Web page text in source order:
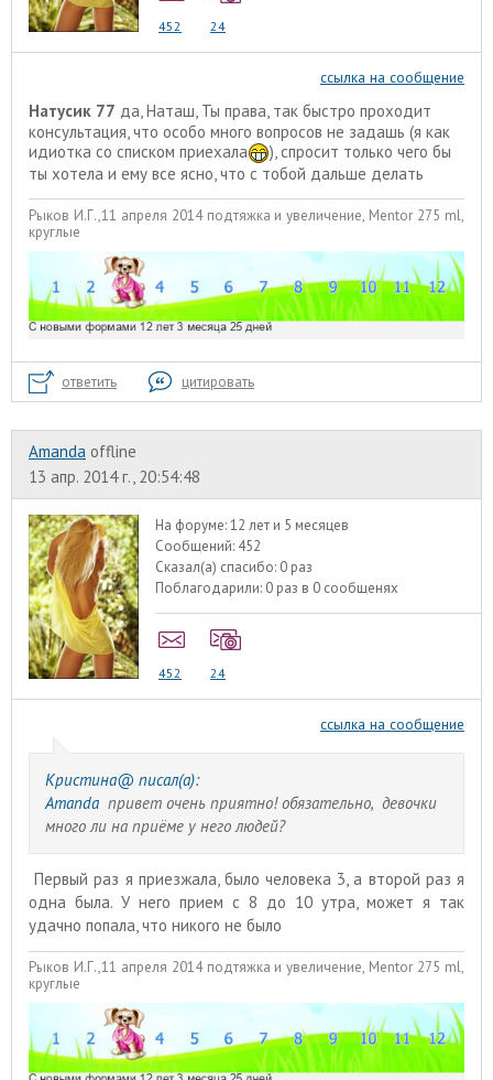
452 24
ссылка на сообщение
Натусик 77 да, Наташ, Ты права, так быстро проходит
консультация, что особо много вопросов не задашь (я как
идиотка со списком приехала
), спросит только чего бы
ты хотела и ему все ясно, что с тобой дальше делать
Рыков И.Г.,11 апреля 2014 подтяжка и увеличение, Mentor 275 ml,
круглые
ответить цитировать
Amanda offline
13 апр. 2014 г., 20:54:48
На форуме:12 лет и 5 месяцев
Сообщений: 452
Сказал(а) спасибо: 0 раз
Поблагодарили: 0 раз в 0 сообщенях
452 24
ссылка на сообщение
Кристина@ писал(а):
Amandaпривет очень приятно! обязательно, девочки
много ли на приёме у него людей?
Первый раз я приезжала, было человека 3, а второй раз я
одна была. У него прием с 8 до 10 утра, может я так
удачно попала, что никого не было
Рыков И.Г.,11 апреля 2014 подтяжка и увеличение, Mentor 275 ml,
круглые